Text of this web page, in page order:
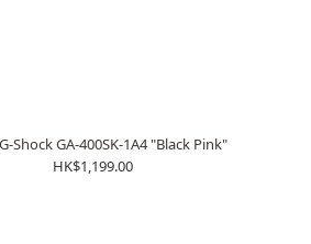
Shock GA-400SK-1A4 "Black Pink"
HK$1,199.00